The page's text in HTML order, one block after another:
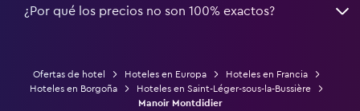
¿Por qué los precios no son 100% exactos?
Ofertas de hotel Hoteles en Europa
Hoteles en Francia
Hoteles en Borgoña
Hoteles en Saint-Léger-sous-la-Bussière
Manoir Montdidier